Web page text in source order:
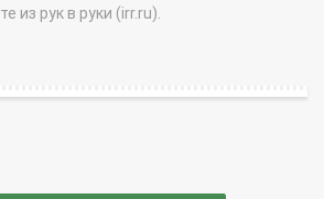
из рук в руки (irr.ru).